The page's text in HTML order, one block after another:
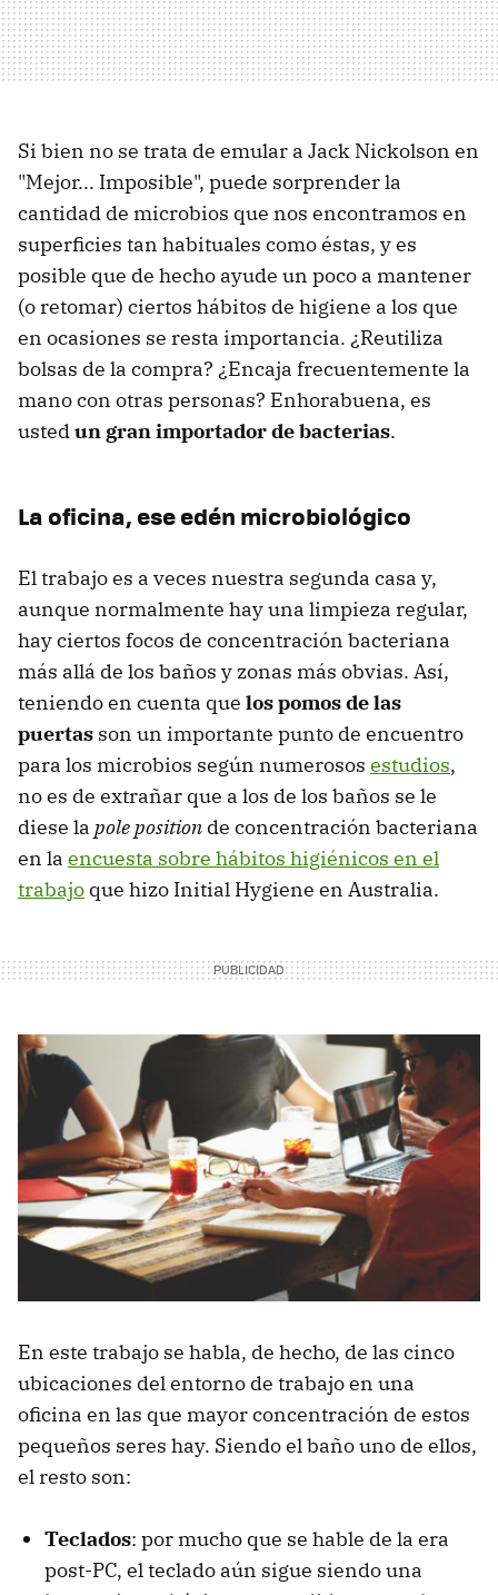
Si bien no se trata de emular a Jack Nickolson en
"Mejor... Imposible", puede sorprender la
cantidad de microbios que nos encontramos en
superficies tan habituales como éstas, y es
posible que de hecho ayude un poco a mantener
(o retomar) ciertos hábitos de higiene a los que
en ocasiones se resta importancia. ¿Reutiliza
bolsas de la compra? ¿Encaja frecuentemente la
mano con otras personas? Enhorabuena, es
ustedun gran importador de bacterias.
La oficina, ese edén microbiológico
El trabajo es a veces nuestra segunda casa y,
aunque normalmente hay una limpieza regular,
hay ciertos focos de concentración bacteriana
más allá de los baños y zonas más obvias. Así,
teniendo en cuenta que los pomos de las
puertas son un importante punto de encuentro
para los microbios según numerosos estudios,
no es de extrañar que a los de los baños se le
diese la pole position de concentración bacteriana
en la encuesta sobre hábitos higiénicos en el
trabajo que hizo Initial Hygiene en Australia.
En este trabajo se habla, de hecho, de las cinco
ubicaciones del entorno de trabajo en una
oficina en las que mayor concentración de estos
pequeños seres hay. Siendo el baño uno de ellos,
el resto son:
Teclados: por mucho que se hable de la era
post-PC, el teclado aún sigue siendo una